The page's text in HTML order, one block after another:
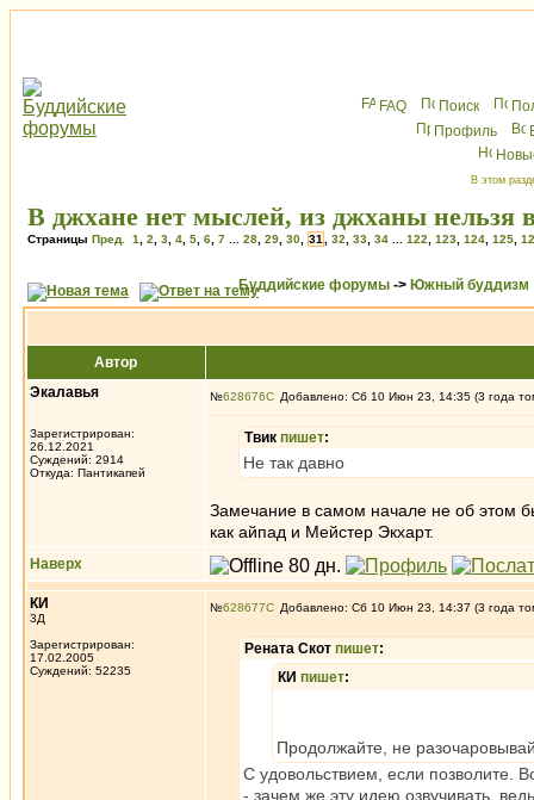
FAQ Поиск
Профиль
В этом
В джхане нет мыслей, из джханы нельзя
Страницы Пред. 1 2 3 4 5 6 7 28 29 30 31 32 33 34 122 123 124 125
Буддийские форумы -> Южный буддизм
Автор
Экалавья
Зарегистрирован:
26.12.2021
Суждений: 2914
Откуда: Пантикапей
№628676 Добавлено: Сб 10 Июн 23, 14:35 (3 года
Твик пишет:
Не так давно
Замечание в самом начале не об этом
как айпад и Мейстер Экхарт.
Наверх
КИ
3Д
Зарегистрирован:
17.02.2005
Суждений: 52235
№628677 Добавлено: Сб 10 Июн 23, 14:37 (3 года
Рената Скот пишет:
КИ пишет:
Продолжайте, не
С удовольствием, если позволите.
- зачем же эту идею озвучивать,